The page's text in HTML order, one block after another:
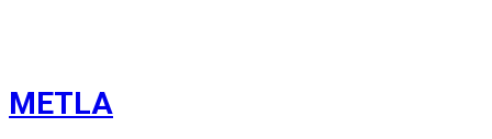
METLA